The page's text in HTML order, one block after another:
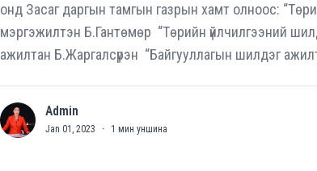
онд Засаг даргын тамгын газрын хамт олноос:
мэргэжилтэн Б.Гантөмөр “Төрийн үйлчилгээний
ажилтан Б.Жаргалсүрэн “Байгууллагын шилдэг
A Admin
Jan 01, 2023 · 1 мин уншина